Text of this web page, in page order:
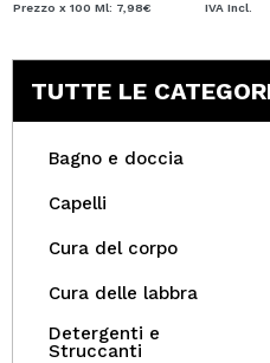
Prezzo x 100 Ml: 7,98€ IVA Incl.
TUTTE LE
Bagno e doccia
Capelli
Cura del corpo
Cura delle labbra
Detergenti e
Struccanti